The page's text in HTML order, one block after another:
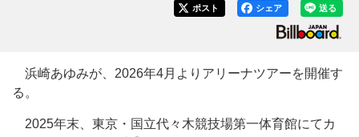
送る
シェア
ポスト
浜崎あゆみが、2026年4月よりアリーナツアーを開催す
る。
2025年末、東京・国立代々木競技場第一体育館にてカ